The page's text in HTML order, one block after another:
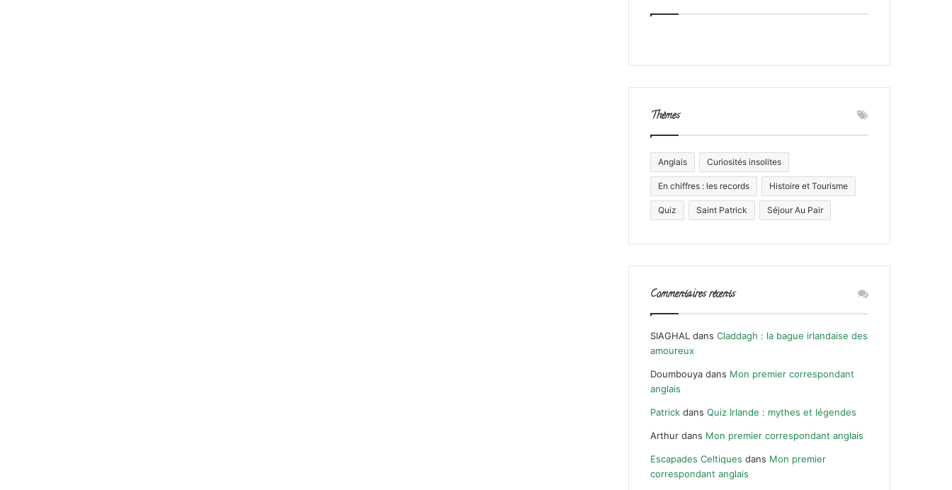
Thèmes
Anglais Curiosités insolites
En chiffres : les records Histoire et Tourisme
Quiz Saint Patrick Séjour Au Pair
Commentaires récents
SIAGHAL dansCladdagh : la bague irlandaise des
amoureux
Doumbouya dans Mon premier correspondant
anglais
Patrick dansQuiz Irlande : mythes et légendes
Arthur dans Mon premier correspondant anglais
Escapades Celtiques dans Mon premier
correspondant anglais